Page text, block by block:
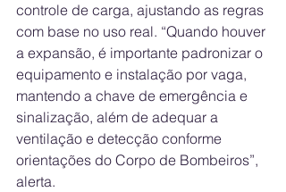
controle de carga, ajustando as regras
com base no uso real. “Quando houver
a expansão, é importante padronizar o
equipamento e instalação por vaga,
mantendo a chave de emergência e
sinalização, além de adequar a
ventilação e detecção conforme
orientações do Corpo de Bombeiros”,
alerta.